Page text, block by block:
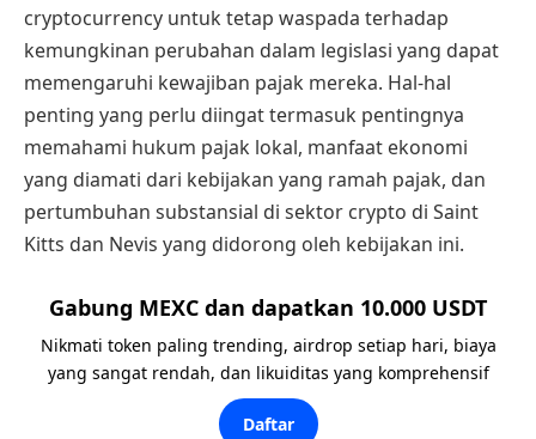
cryptocurrency untuk tetap waspada terhadap
kemungkinan perubahan dalam legislasi yang dapat
memengaruhi kewajiban pajak mereka. Hal-hal
penting yang perlu diingat termasuk pentingnya
memahami hukum pajak lokal, manfaat ekonomi
yang diamati dari kebijakan yang ramah pajak, dan
pertumbuhan substansial di sektor crypto di Saint
Kitts dan Nevis yang didorong oleh kebijakan ini.
Gabung MEXC dan dapatkan 10.000 USDT
Nikmati token paling trending, airdrop setiap hari, biaya
yang sangat rendah, dan likuiditas yang komprehensif
Daftar